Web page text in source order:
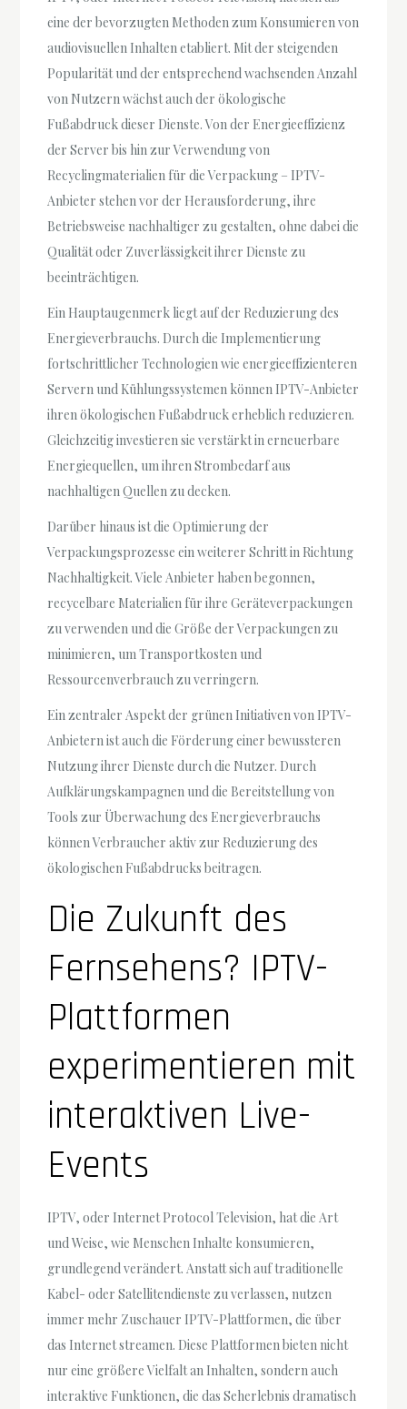
eine der bevorzugten Methoden zum Konsumieren von
audiovisuellen Inhalten etabliert. Mit der steigenden
Popularität und der entsprechend wachsenden Anzahl
von Nutzern wächst auch der ökologische
Fußabdruck dieser Dienste. Von der Energieeffizienz
der Server bis hin zur Verwendung von
Recyclingmaterialien für die Verpackung – IPTV-
Anbieter stehen vor der Herausforderung, ihre
Betriebsweise nachhaltiger zu gestalten, ohne dabei die
Qualität oder Zuverlässigkeit ihrer Dienste zu
beeinträchtigen.
Ein Hauptaugenmerk liegt auf der Reduzierung des
Energieverbrauchs. Durch die Implementierung
fortschrittlicher Technologien wie energieeffizienteren
Servern und Kühlungssystemen können IPTV-Anbieter
ihren ökologischen Fußabdruck erheblich reduzieren.
Gleichzeitig investieren sie verstärkt in erneuerbare
Energiequellen, um ihren Strombedarf aus
nachhaltigen Quellen zu decken.
Darüber hinaus ist die Optimierung der
Verpackungsprozesse ein weiterer Schritt in Richtung
Nachhaltigkeit. Viele Anbieter haben begonnen,
recycelbare Materialien für ihre Geräteverpackungen
zu verwenden und die Größe der Verpackungen zu
minimieren, um Transportkosten und
Ressourcenverbrauch zu verringern.
Ein zentraler Aspekt der grünen Initiativen von IPTV-
Anbietern ist auch die Förderung einer bewussteren
Nutzung ihrer Dienste durch die Nutzer. Durch
Aufklärungskampagnen und die Bereitstellung von
Tools zur Überwachung des Energieverbrauchs
können Verbraucher aktiv zur Reduzierung des
ökologischen Fußabdrucks beitragen.
Die Zukunft des
Fernsehens? IPTV-
Plattformen
experimentieren mit
interaktiven Live-
Events
IPTV, oder Internet Protocol Television, hat die Art
und Weise, wie Menschen Inhalte konsumieren,
grundlegend verändert. Anstatt sich auf traditionelle
Kabel- oder Satellitendienste zu verlassen, nutzen
immer mehr Zuschauer IPTV-Plattformen, die über
das Internet streamen. Diese Plattformen bieten nicht
nur eine größere Vielfalt an Inhalten, sondern auch
interaktive Funktionen, die das Seherlebnis dramatisch